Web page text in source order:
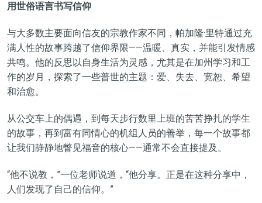
用世俗语言书写信仰
与大多数主要面向信友的宗教作家不同，帕加隆·里特通过充
满人性的故事跨越了信仰界限——温暖、真实，并能引发情感
共鸣。他的反思以自身生活为灵感，尤其是在加州学习和工
作的岁月，探索了一些普世的主题：爱、失去、宽恕、希望
和治愈。
从公交车上的偶遇，到每天步行数里上班的苦苦挣扎的学生
的故事，再到富有同情心的机组人员的善举，每一个故事都
让我们静静地瞥见福音的核心——通常不会直接提及。
“他不说教，”一位老师说道，“他分享。正是在这种分享中，
人们发现了自己的信仰。”